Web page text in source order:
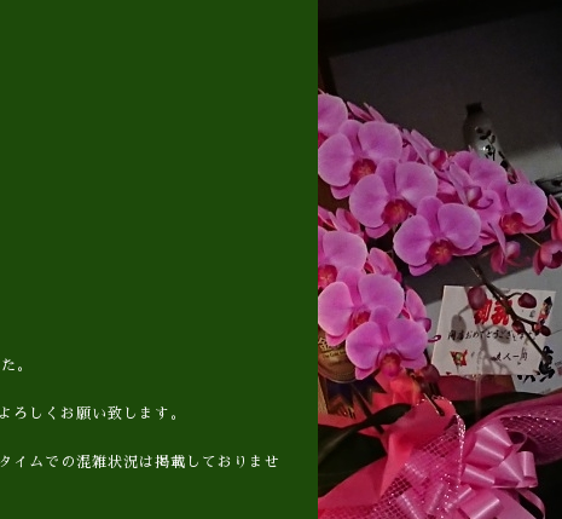
。
ろしくお願い致します。
イムでの混雑状況は掲載しておりませ